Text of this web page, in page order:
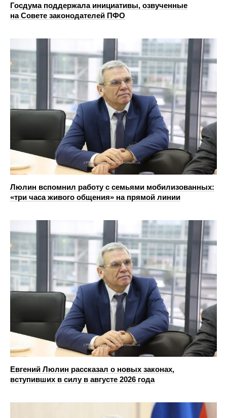
Госдума поддержала инициативы, озвученные
на Совете законодателей ПФО
Люлин вспомнил работу с семьями мобилизованных:
«три часа живого общения» на прямой линии
Евгений Люлин рассказал о новых законах,
вступивших в силу в августе 2026 года